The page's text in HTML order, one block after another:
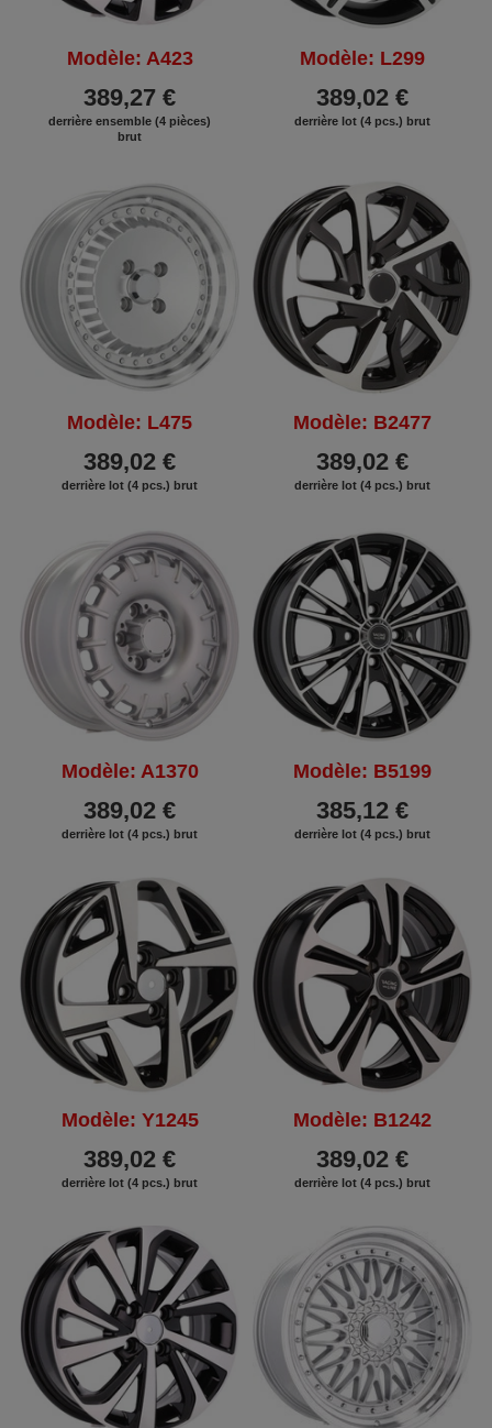
Modèle: A423
389,27 €
derrière ensemble (4 pièces)
brut
Modèle: L299
389,02 €
derrière lot (4 pcs.) brut
Modèle: L475
389,02 €
derrière lot (4 pcs.) brut
Modèle: B2477
389,02 €
derrière lot (4 pcs.) brut
Modèle: A1370
389,02 €
derrière lot (4 pcs.) brut
Modèle: B5199
385,12 €
derrière lot (4 pcs.) brut
Modèle: Y1245
389,02 €
derrière lot (4 pcs.) brut
Modèle: B1242
389,02 €
derrière lot (4 pcs.) brut